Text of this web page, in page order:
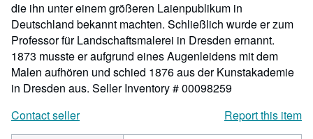
die ihn unter einem größeren Laienpublikum in
Deutschland bekannt machten. Schließlich wurde er zum
Professor für Landschaftsmalerei in Dresden ernannt.
1873 musste er aufgrund eines Augenleidens mit dem
Malen aufhören und schied 1876 aus der Kunstakademie
in Dresden aus. Seller Inventory # 00098259
Contact seller
Report this item